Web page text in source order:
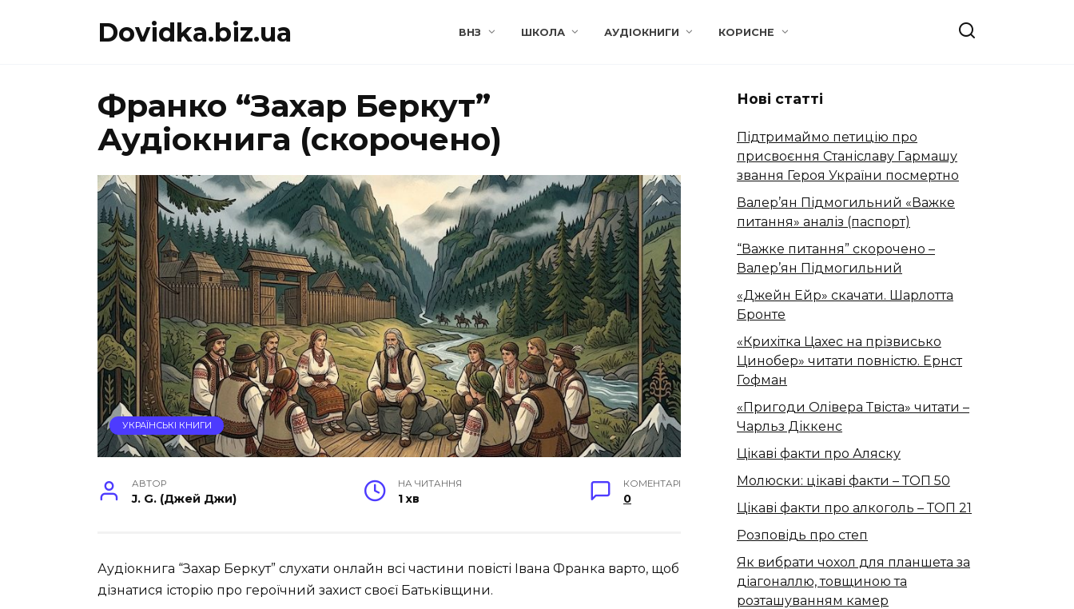
Dovidka.biz.ua ВНЗ ШКОЛА АУДІОКНИГИ КОРИСНЕ
Франко “Захар Беркут”
Аудіокнига (скорочено)
УКРАЇНСЬКІ КНИГИ
АВТОР
J. G. (Джей Джи)
НА ЧИТАННЯ
1 хв
КОМЕНТАРІ
0
Аудіокнига “Захар Беркут” слухати онлайн всі частини повісті Івана Франка варто, щоб
дізнатися історію про героїчний захист своєї Батьківщини.
Нові статті
Підтримаймо петицію про
присвоєння Станіславу Гармашу
звання Героя України посмертно
Валер’ян Підмогильний «Важке
питання» аналіз (паспорт)
“Важке питання” скорочено –
Валер’ян Підмогильний
«Джейн Ейр» скачати. Шарлотта
Бронте
«Крихітка Цахес на прізвисько
Цинобер» читати повністю. Ернст
Гофман
«Пригоди Олівера Твіста» читати –
Чарльз Діккенс
Цікаві факти про Аляску
Молюски: цікаві факти – ТОП 50
Цікаві факти про алкоголь – ТОП 21
Розповідь про степ
Як вибрати чохол для планшета за
діагоналлю, товщиною та
розташуванням камер